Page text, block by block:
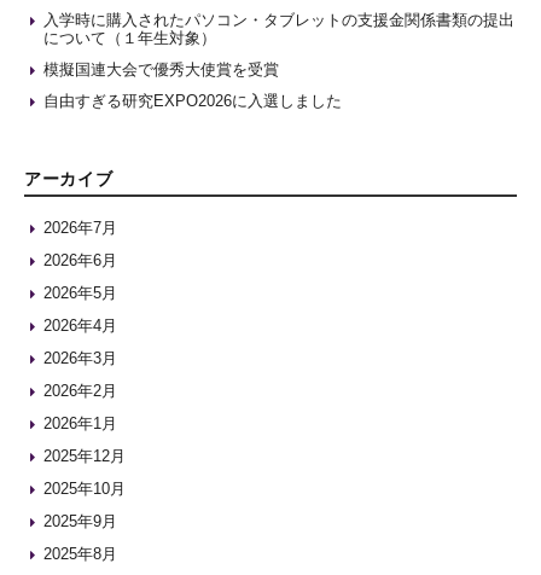
入学時に購入されたパソコン・タブレットの支援金関係書類の提出
について（１年生対象）
模擬国連大会で優秀大使賞を受賞
自由すぎる研究EXPO2026に入選しました
アーカイブ
2026年7月
2026年6月
2026年5月
2026年4月
2026年3月
2026年2月
2026年1月
2025年12月
2025年10月
2025年9月
2025年8月